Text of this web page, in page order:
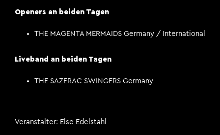
Openers an beiden Tagen
THE MAGENTA MERMAIDS Germany / International
Liveband an beiden Tagen
THE SAZERAC SWINGERS Germany
Veranstalter Else Edelstahl